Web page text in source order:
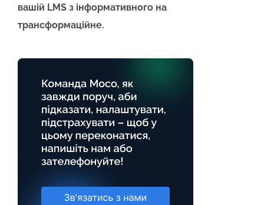
вашій LMS з інформативного на
трансформаційне.